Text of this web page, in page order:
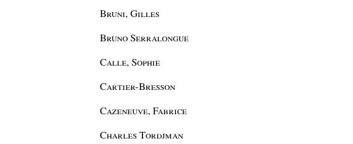
Bruni, Gilles
Bruno Serralongue
Calle, Sophie
Cartier-Bresson
Cazeneuve, Fabrice
Charles Tordjman